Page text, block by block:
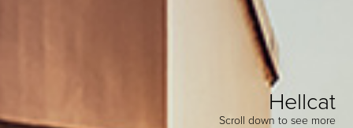
Hellcat
Scroll down to see more